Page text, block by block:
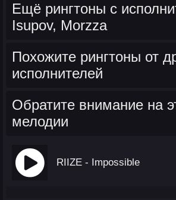
Ещё рингтоны с
Isupov, Morzza
Похожите рингтоны от
исполнителей
Обратите внимание на
мелодии
RIIZE - Impossible